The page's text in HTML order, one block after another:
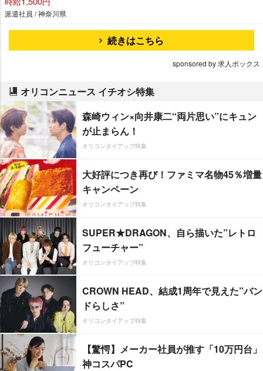
派遣社員 / 神奈川県
続きはこちら
sponsored by 求人ボックス
オリコンニュース イチオシ特集
森崎ウィン×向井康二“両片思い”にキュン
が止まらん！
オリコンタイアップ特集
大好評につき再び！ファミマ名物45％増量
キャンペーン
オリコンタイアップ特集
SUPER★DRAGON、自ら描いた”レトロ
フューチャー”
オリコンタイアップ特集
CROWN HEAD、結成1周年で見えた”バン
ドらしさ”
オリコンタイアップ特集
【驚愕】メーカー社員が推す「10万円台」
神コスパPC